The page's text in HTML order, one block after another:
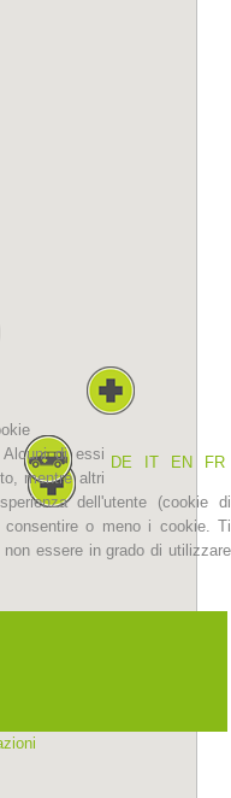
DE
IT EN FR
di essi
mentre altri
dell'utente (cookie di
o meno i cookie. Ti
essere in grado di utilizzare